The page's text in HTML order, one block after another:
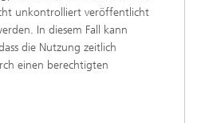
unkontrolliert veröffentlicht
In diesem Fall kann
die Nutzung zeitlich
einen berechtigten